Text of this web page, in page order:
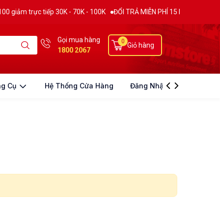
trực tiếp 30K - 70K - 100K ĐỔI TRẢ MIỄN PHÍ 15 NGÀY
Gọi mua hàng
1800 2067
Giỏ hàng
0
Cụ Hệ Thống Cửa Hàng Đăng Nhập